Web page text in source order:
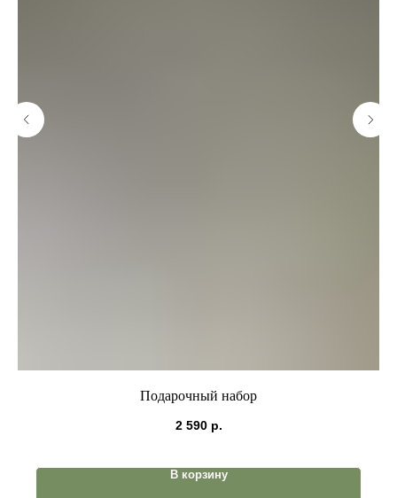
Подарочный набор
2 590 р.
В корзину